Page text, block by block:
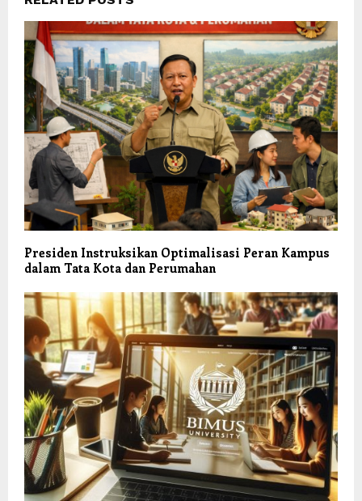
Presiden Instruksikan Optimalisasi Peran Kampus
dalam Tata Kota dan Perumahan